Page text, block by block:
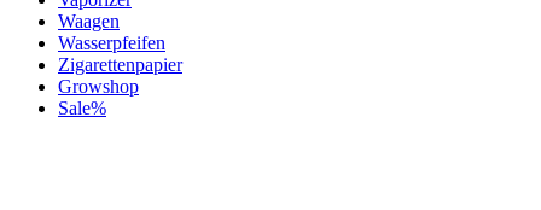
Waagen
Wasserpfeifen
Zigarettenpapier
Growshop
Sale%